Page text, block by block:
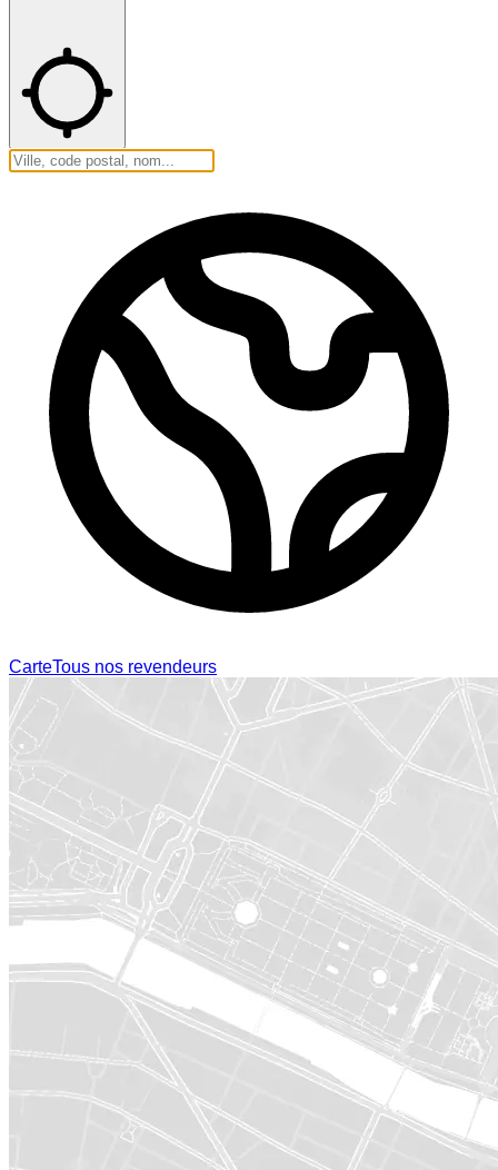
CarteTous nos revendeurs